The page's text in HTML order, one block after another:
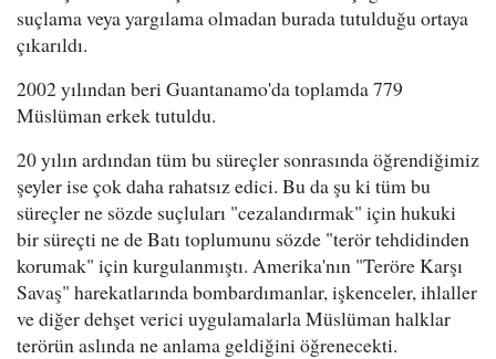
suçlama veya yargılama olmadan burada tutulduğu ortaya
çıkarıldı.
2002 yılından beri Guantanamo'da toplamda 779
Müslüman erkek tutuldu.
20 yılın ardından tüm bu süreçler sonrasında öğrendiğimiz
şeyler ise çok daha rahatsız edici. Bu da şu ki tüm bu
süreçler ne sözde suçluları "cezalandırmak" için hukuki
bir süreçti ne de Batı toplumunu sözde "terör tehdidinden
korumak" için kurgulanmıştı. Amerika'nın "Teröre Karşı
Savaş" harekatlarında bombardımanlar, işkenceler, ihlaller
ve diğer dehşet verici uygulamalarla Müslüman halklar
terörün aslında ne anlama geldiğini öğrenecekti.